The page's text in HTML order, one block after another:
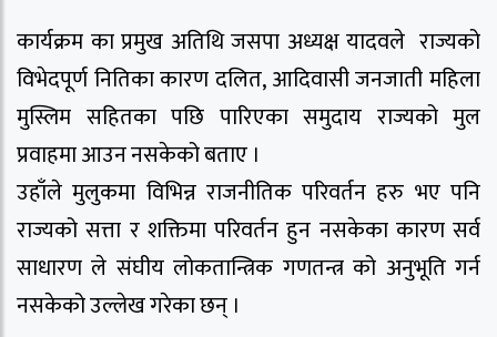
कार्यक्रम का प्रमुख अतिथि जसपा अध्यक्ष यादवले राज्यको
विभेदपूर्ण नितिका कारण दलित, आदिवासी जनजाती महिला
मुस्लिम सहितका पछि पारिएका समुदाय राज्यको मुल
प्रवाहमा आउन नसकेको बताए ।
उहाँले मुलुकमा विभिन्न राजनीतिक परिवर्तन हरु भए पनि
राज्यको सत्ता र शक्तिमा परिवर्तन हुन नसकेका कारण सर्व
साधारण ले संघीय लोकतान्त्रिक गणतन्त्र को अनुभूति गर्न
नसकेको उल्लेख गरेका छन् ।